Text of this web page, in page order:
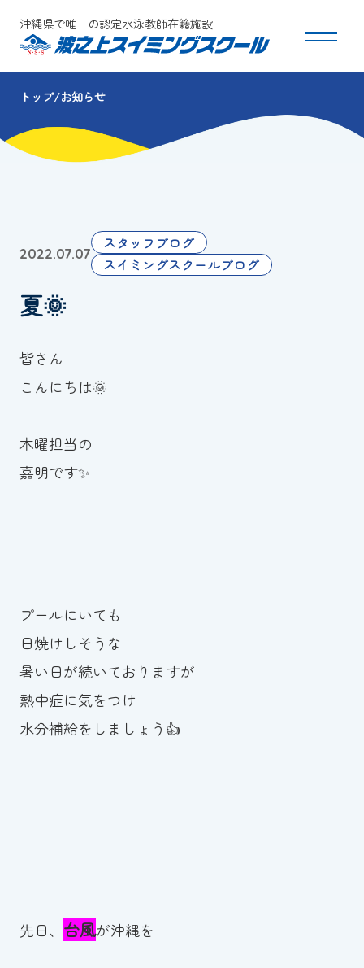
沖縄県で唯一の認定水泳教師在籍施設
スクールについて
コース・クラス紹介
団体会員募集
保護者の方へ
採用情報
お知らせ
カレンダー
波スイタイムズ
Tel.098-863-7264
平日 9:00～22:00｜土祝 9:00～21:00
メールでお問い合わせ
スイミングスクールの
トップ お知らせ
2022.07.07
スタッフブログ
スイミングスクールブログ
夏🌞
皆さん
こんにちは🌞
木曜担当の
嘉明です✨
プールにいても
日焼けしそうな
暑い日が続いておりますが
熱中症に気をつけ
水分補給をしましょう👍
先日、 台風が沖縄を